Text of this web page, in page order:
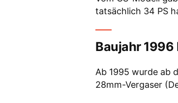
tatsächlich 34 PS
Baujahr
Ab 1995 wurde ab
28mm-Vergaser